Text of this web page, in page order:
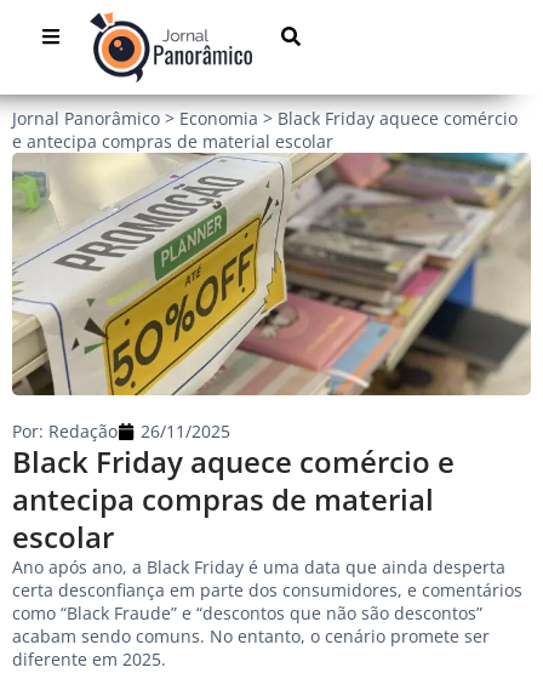
Jornal Panorâmico > Economia > Black Friday aquece comércio
e antecipa compras de material escolar
Black Friday aquece comércio e
antecipa compras de material
escolar
Por: Redação 26/11/2025
Ano após ano, a Black Friday é uma data que ainda desperta
certa desconfiança em parte dos consumidores, e comentários
como “Black Fraude” e “descontos que não são descontos”
acabam sendo comuns. No entanto, o cenário promete ser
diferente em 2025.